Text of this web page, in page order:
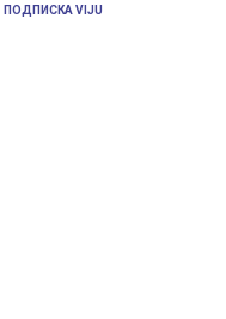
ПОДПИСКА VIJU